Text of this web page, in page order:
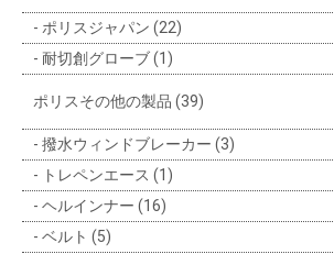
ポリスジャパン (22)
耐切創グローブ (1)
ポリスその他の製品 (39)
撥水ウィンドブレーカー (3)
トレペンエース (1)
ヘルインナー (16)
ベルト (5)